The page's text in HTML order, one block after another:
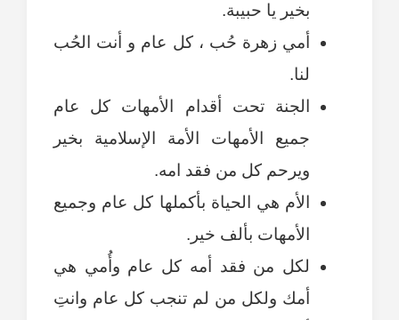
بخير يا حبيبة.
أمي زهرة حُب ، كل عام و أنت الحُب
لنا.
الجنة تحت أقدام الأمهات كل عام
جميع الأمهات الأمة الإسلامية بخير
ويرحم كل من فقد امه.
الأم هي الحياة بأكملها كل عام وجميع
الأمهات بألف خير.
لكل من فقد أمه كل عام وأُمي هي
أمك ولكل من لم تنجب كل عام وانتِ